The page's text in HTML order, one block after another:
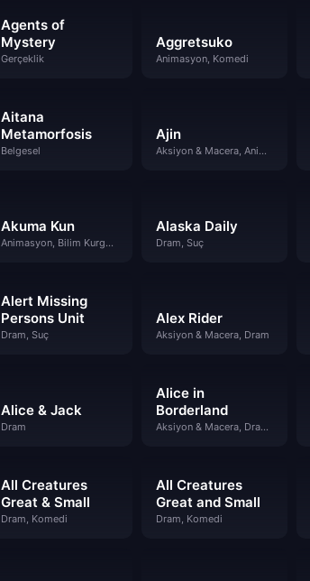
Agents of
Mystery
Gerçeklik
Aggretsuko
Animasyon, Komedi
Aitana
Metamorfosis
Belgesel
Ajin
Aksiyon & Macera, Animasyon, Gizem
Akuma Kun
Animasyon, Bilim Kurgu & Fantazi, Gizem, Suç
Alaska Daily
Dram, Suç
Alert Missing
Persons Unit
Dram, Suç
Alex Rider
Aksiyon & Macera, Dram
Alice & Jack
Dram
Alice in
Borderland
Aksiyon & Macera, Dram, Gizem
All Creatures
Great & Small
Dram, Komedi
All Creatures
Great and Small
Dram, Komedi